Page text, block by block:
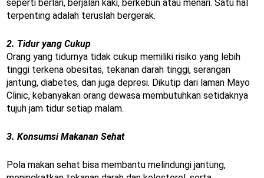
seperti berlari, berjalan kaki, berkebun atau menari. Satu hal
terpenting adalah teruslah bergerak.
2. Tidur yang Cukup
Orang yang tidurnya tidak cukup memiliki risiko yang lebih
tinggi terkena obesitas, tekanan darah tinggi, serangan
jantung, diabetes, dan juga depresi. Dikutip dari laman Mayo
Clinic, kebanyakan orang dewasa membutuhkan setidaknya
tujuh jam tidur setiap malam.
3. Konsumsi Makanan Sehat
Pola makan sehat bisa membantu melindungi jantung,